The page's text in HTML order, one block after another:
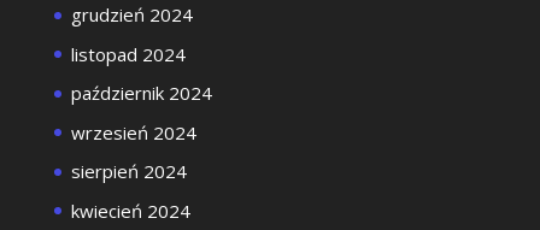
grudzień 2024
listopad 2024
październik 2024
wrzesień 2024
sierpień 2024
kwiecień 2024